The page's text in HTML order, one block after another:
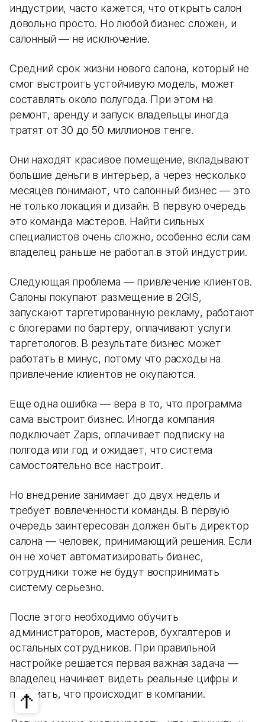
индустрии, часто кажется, что открыть салон
довольно просто. Но любой бизнес сложен, и
салонный — не исключение.
Средний срок жизни нового салона, который не
смог выстроить устойчивую модель, может
составлять около полугода. При этом на
ремонт, аренду и запуск владельцы иногда
тратят от 30 до 50 миллионов тенге.
Они находят красивое помещение, вкладывают
большие деньги в интерьер, а через несколько
месяцев понимают, что салонный бизнес — это
не только локация и дизайн. В первую очередь
это команда мастеров. Найти сильных
специалистов очень сложно, особенно если сам
владелец раньше не работал в этой индустрии.
Следующая проблема — привлечение клиентов.
Салоны покупают размещение в 2GIS,
запускают таргетированную рекламу, работают
с блогерами по бартеру, оплачивают услуги
таргетологов. В результате бизнес может
работать в минус, потому что расходы на
привлечение клиентов не окупаются.
Еще одна ошибка — вера в то, что программа
сама выстроит бизнес. Иногда компания
подключает Zapis, оплачивает подписку на
полгода или год и ожидает, что система
самостоятельно все настроит.
Но внедрение занимает до двух недель и
требует вовлеченности команды. В первую
очередь заинтересован должен быть директор
салона — человек, принимающий решения. Если
он не хочет автоматизировать бизнес,
сотрудники тоже не будут воспринимать
систему серьезно.
После этого необходимо обучить
администраторов, мастеров, бухгалтеров и
остальных сотрудников. При правильной
настройке решается первая важная задача —
владелец начинает видеть реальные цифры и
понимать, что происходит в компании.